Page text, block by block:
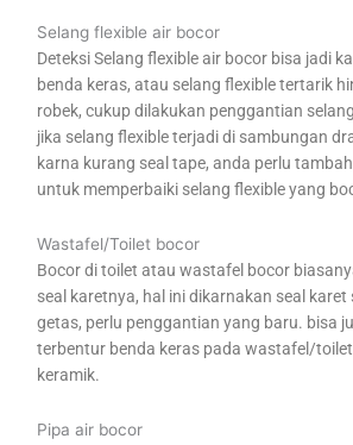
Selang flexible air bocor
Deteksi Selang flexible air bocor bisa jadi
benda keras, atau selang flexible tertarik
robek, cukup dilakukan penggantian
jika selang flexible terjadi di sambungan
karna kurang seal tape, anda perlu
untuk memperbaiki selang flexible yang
Wastafel/Toilet bocor
Bocor di toilet atau wastafel bocor
seal karetnya, hal ini dikarnakan seal
getas, perlu penggantian yang baru. bisa
terbentur benda keras pada wastafel/
keramik.
Pipa air bocor